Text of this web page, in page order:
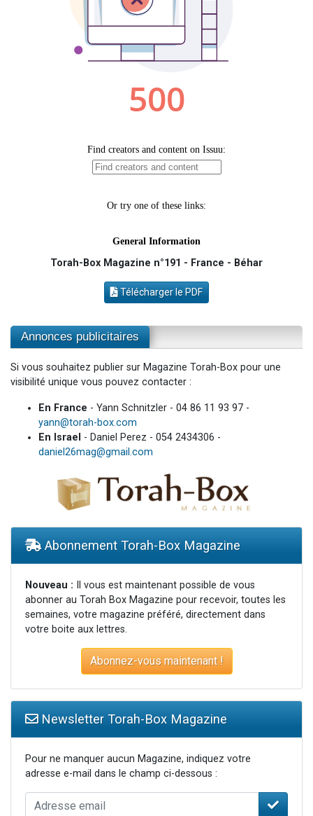
Il reste 49 places pour étudier en groupe sur Zoom
3 personnes viennent de faire un don pour Diane, 80 ans, dans un appartement insalubre
5 personnes viennent de faire un don pour Reloger Rivka, 6 enfants, victime de violences...
Torah-Box Magazine n°191 - France - Béhar
Télécharger le PDF
Annonces publicitaires
Si vous souhaitez publier sur Magazine Torah-Box pour une
visibilité unique vous pouvez contacter :
En France - Yann Schnitzler - 04 86 11 93 97 -
yann@torah-box.com
En Israel - Daniel Perez - 054 2434306 -
daniel26mag@gmail.com
Abonnement Torah-Box Magazine
Nouveau : Il vous est maintenant possible de vous
abonner au Torah Box Magazine pour recevoir, toutes les
semaines, votre magazine préféré, directement dans
votre boite aux lettres.
Abonnez-vous maintenant !
Newsletter Torah-Box Magazine
Pour ne manquer aucun Magazine, indiquez votre
adresse e-mail dans le champ ci-dessous :